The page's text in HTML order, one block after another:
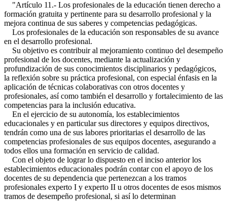
"Artículo 11.- Los profesionales de la educación tienen derecho a
formación gratuita y pertinente para su desarrollo profesional y la
mejora continua de sus saberes y competencias pedagógicas.
Los profesionales de la educación son responsables de su avance
en el desarrollo profesional.
Su objetivo es contribuir al mejoramiento continuo del desempeño
profesional de los docentes, mediante la actualización y
profundización de sus conocimientos disciplinarios y pedagógicos,
la reflexión sobre su práctica profesional, con especial énfasis en la
aplicación de técnicas colaborativas con otros docentes y
profesionales, así como también el desarrollo y fortalecimiento de las
competencias para la inclusión educativa.
En el ejercicio de su autonomía, los establecimientos
educacionales y en particular sus directores y equipos directivos,
tendrán como una de sus labores prioritarias el desarrollo de las
competencias profesionales de sus equipos docentes, asegurando a
todos ellos una formación en servicio de calidad.
Con el objeto de lograr lo dispuesto en el inciso anterior los
establecimientos educacionales podrán contar con el apoyo de los
docentes de su dependencia que pertenezcan a los tramos
profesionales experto I y experto II u otros docentes de esos mismos
tramos de desempeño profesional, si así lo determinan